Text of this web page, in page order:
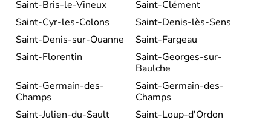
Saint-Bris-le-Vineux
Saint-Clément
Saint-Cyr-les-Colons
Saint-Denis-lès-Sens
Saint-Denis-sur-Ouanne
Saint-Fargeau
Saint-Florentin
Saint-Georges-sur-
Baulche
Saint-Germain-des-
Champs
Saint-Germain-des-
Champs
Saint-Julien-du-Sault
Saint-Loup-d'Ordon